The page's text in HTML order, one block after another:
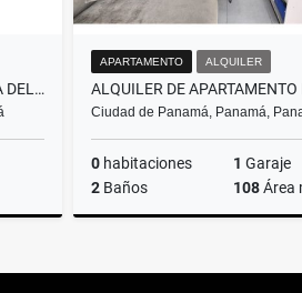
ALQUILER DE OFICINA EN COSTA DEL ESTE - FINANCIAL PARK TOWER
APARTAMENTO ALQUILER
Ciudad de Panamá, Panamá,
0 habitaciones 1 Garaje
2 Baños 108Área
US$1,700